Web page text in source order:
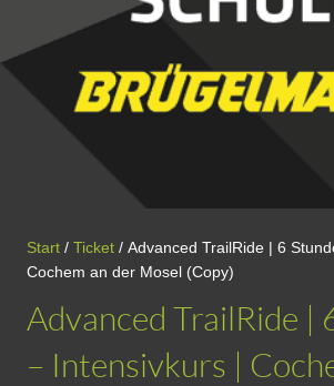
Start / Ticket / Advanced TrailRide | 6
Cochem an der Mosel (Copy)
Advanced TrailRide |
– Intensivkurs |